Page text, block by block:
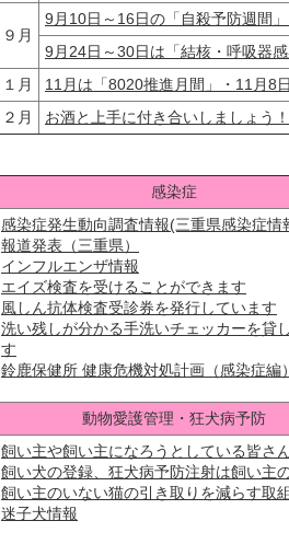
月
9月10日～16日の「自殺予防週間
9月24日～30日は「結核・呼吸器感
月
11月は「8020推進月間」・11月8
月
お酒と上手に付き合いしましょう！
感染症
感染症発生動向調査情報(三重県感染症情
報道発表（三重県）
インフルエンザ情報
エイズ検査を受けることができます
風しん抗体検査受診券を発行しています
洗い残しが分かる手洗いチェッカーを貸
す
鈴鹿保健所 健康危機対処計画（感染症編）
動物愛護管理・狂犬病予防
飼い主や飼い主になろうとしている皆さ
飼い犬の登録、狂犬病予防注射は飼い主
飼い主のいない猫の引き取りを減らす取
迷子犬情報